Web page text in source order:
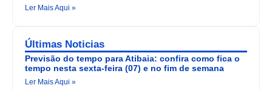
Ler Mais Aqui »
Últimas Noticias
Previsão do tempo para Atibaia: confira como fica o
tempo nesta sexta-feira (07) e no fim de semana
Ler Mais Aqui »